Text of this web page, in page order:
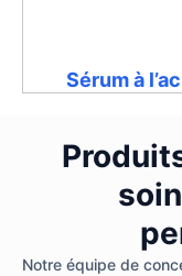
Sérum à
Notre équipe de